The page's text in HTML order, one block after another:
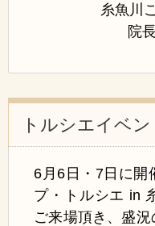
糸魚川
院
トルシエイベ
6月6日・7日に開
プ・トルシエ in
ご来場頂き、盛